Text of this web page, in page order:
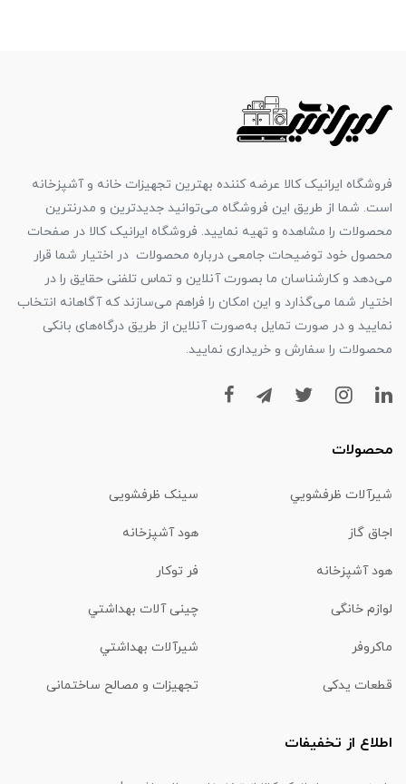
فروشگاه ایرانیک کالا عرضه کننده بهترین تجهیزات خانه و آشپزخانه
است. شما از طریق این فروشگاه می‌توانید جدیدترین و مدرنترین
محصولات را مشاهده و تهیه نمایید. فروشگاه ایرانیک کالا در صفحات
محصول خود توضیحات جامعی درباره محصولات در اختیار شما قرار
می‌دهد و کارشناسان ما بصورت آنلاین و تماس تلفنی حقایق را در
اختیار شما می‌گذارد و این امکان را فراهم می‌سازند که آگاهانه انتخاب
نمایید و در صورت تمایل به‌صورت آنلاین از طریق درگاه‌های بانکی
محصولات را سفارش و خریداری نمایید.
محصولات
شیرآلات ظرفشويي سینک ظرفشویی
اجاق گاز هود آشپزخانه
هود آشپزخانه فر توکار
لوازم خانگی چینی آلات بهداشتي
ماكروفر شیرآلات بهداشتي
قطعات یدکی تجهیزات و مصالح ساختمانی
اطلاع از تخفیفات